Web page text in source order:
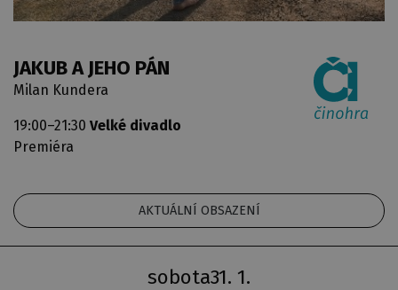
JAKUB A JEHO PÁN
Milan Kundera
19:00–21:30 Velké divadlo
Premiéra
AKTUÁLNÍ OBSAZENÍ
31. 1.
sobota